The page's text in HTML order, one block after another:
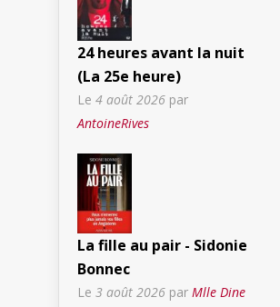
24 heures avant la nuit
(La 25e heure)
Le 4 août 2026 par
AntoineRives
La fille au pair - Sidonie
Bonnec
Le 3 août 2026 par Mlle Dine